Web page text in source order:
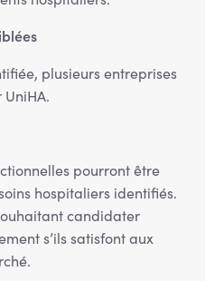
plusieurs entreprises
pourront être
hospitaliers identifiés.
candidater
s’ils satisfont aux